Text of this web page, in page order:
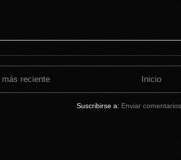
más reciente Inicio
Suscribirse a:Enviar